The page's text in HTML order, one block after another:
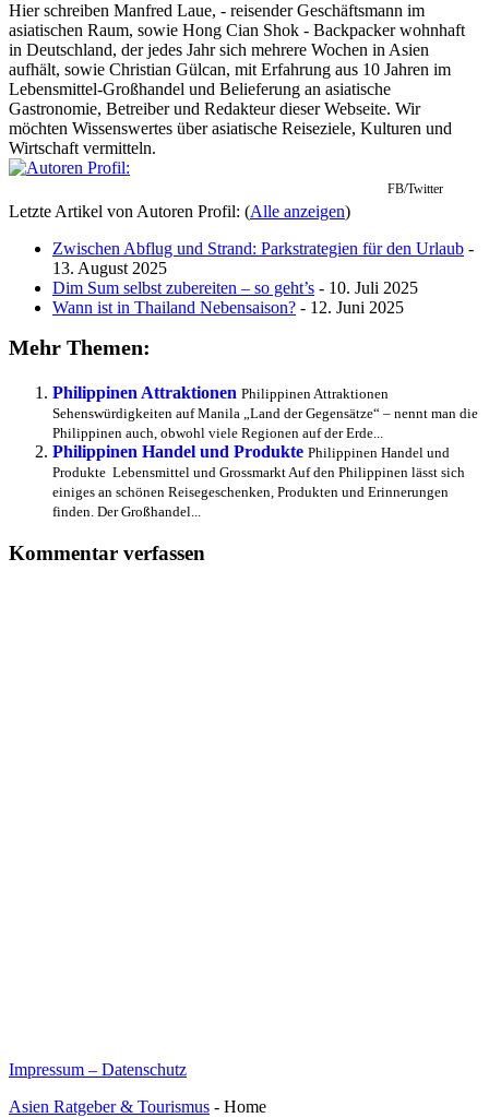
Hier schreiben Manfred Laue, - reisender Geschäftsmann im
asiatischen Raum, sowie Hong Cian Shok - Backpacker wohnhaft
in Deutschland, der jedes Jahr sich mehrere Wochen in Asien
aufhält, sowie Christian Gülcan, mit Erfahrung aus 10 Jahren im
Lebensmittel-Großhandel und Belieferung an asiatische
Gastronomie, Betreiber und Redakteur dieser Webseite. Wir
möchten Wissenswertes über asiatische Reiseziele, Kulturen und
Wirtschaft vermitteln.
FB/Twitter
Letzte Artikel von Autoren Profil: (Alle anzeigen)
Zwischen Abflug und Strand: Parkstrategien für den Urlaub -
13. August 2025
Dim Sum selbst zubereiten – so geht’s - 10. Juli 2025
Wann ist in Thailand Nebensaison? - 12. Juni 2025
Mehr Themen:
Philippinen Attraktionen Philippinen Attraktionen
Sehenswürdigkeiten auf Manila „Land der Gegensätze“ – nennt man die
Philippinen auch, obwohl viele Regionen auf der Erde...
Philippinen Handel und Produkte Philippinen Handel und
Produkte Lebensmittel und Grossmarkt Auf den Philippinen lässt sich
einiges an schönen Reisegeschenken, Produkten und Erinnerungen
finden. Der Großhandel...
Kommentar verfassen
Impressum – Datenschutz
Asien Ratgeber & Tourismus - Home